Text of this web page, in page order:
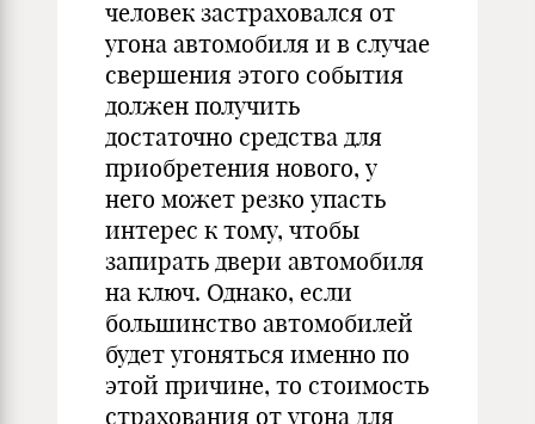
человек застраховался от
угона автомобиля и в случае
свершения этого события
должен получить
достаточно средства для
приобретения нового, у
него может резко упасть
интерес к тому, чтобы
запирать двери автомобиля
на ключ. Однако, если
большинство автомобилей
будет угоняться именно по
этой причине, то стоимость
страхования от угона для